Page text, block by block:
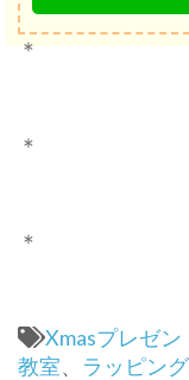
＊
＊
＊
Xmasプレゼン
教室、 ラッピング